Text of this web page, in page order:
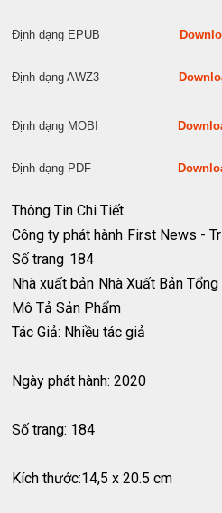
Định dạng EPUB
Định dạng AWZ3
Định dạng MOBI
Định dạng PDF
Thông Tin Chi Tiết
Công ty phát hành First News -
Số trang 184
Nhà xuất bản Nhà Xuất Bản Tổng
Mô Tả Sản Phẩm
Tác Giả: Nhiều tác giả
Ngày phát hành: 2020
Số trang: 184
Kích thước:14,5 x 20.5 cm